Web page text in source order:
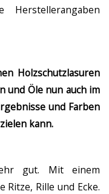
Holzschutzlasuren
und Öle nun auch im
und Farben
kann.
gut. Mit einem
Rille und Ecke.